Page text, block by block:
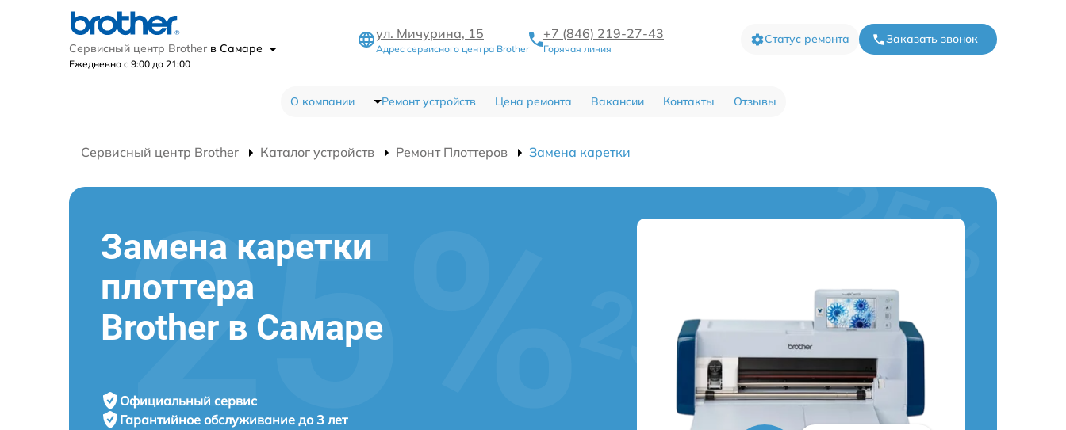
Сервисный центр Brother в Самаре
Ежедневно с 9:00 до 21:00
ул. Мичурина, 15
Адрес сервисного центра Brother
+7 (846) 219-27-43
Горячая линия
Статус ремонта Заказать звонок
О компании Ремонт устройств Цена ремонта Вакансии Контакты Отзывы
Сервисный центр Brother Каталог устройств Ремонт Плоттеров Замена каретки
Замена каретки
плоттера
Brother в Самаре
Официальный сервис
Гарантийное обслуживание до 3 лет